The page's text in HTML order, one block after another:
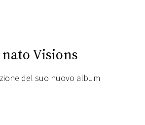
nato Visions
del suo nuovo album